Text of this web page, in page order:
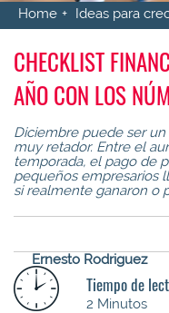
Home Ideas para
CHECKLIST
AÑO CON LOS
Diciembre puede ser
muy retador. Entre el
temporada, el pago de
pequeños empresarios
si realmente ganaron o
Ernesto Rodriguez
Tiempo de
2 Minutos